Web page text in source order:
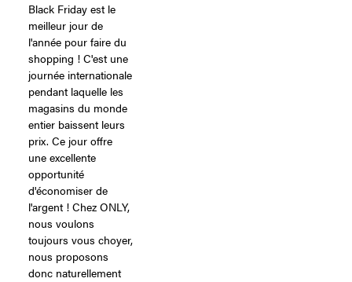
Black Friday est le
meilleur jour de
l'année pour faire du
shopping ! C'est une
journée internationale
pendant laquelle les
magasins du monde
entier baissent leurs
prix. Ce jour offre
une excellente
opportunité
d'économiser de
l'argent ! Chez ONLY,
nous voulons
toujours vous choyer,
nous proposons
donc naturellement